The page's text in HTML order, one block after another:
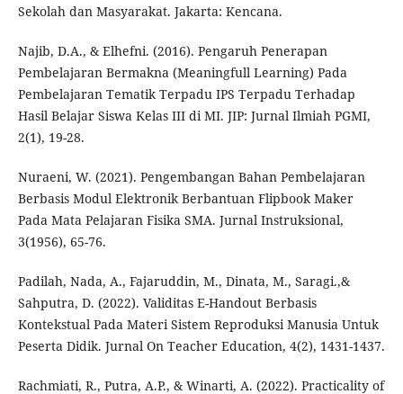
Sekolah dan Masyarakat. Jakarta: Kencana.
Najib, D.A., & Elhefni. (2016). Pengaruh Penerapan
Pembelajaran Bermakna (Meaningfull Learning) Pada
Pembelajaran Tematik Terpadu IPS Terpadu Terhadap
Hasil Belajar Siswa Kelas III di MI. JIP: Jurnal Ilmiah PGMI,
2(1), 19-28.
Nuraeni, W. (2021). Pengembangan Bahan Pembelajaran
Berbasis Modul Elektronik Berbantuan Flipbook Maker
Pada Mata Pelajaran Fisika SMA. Jurnal Instruksional,
3(1956), 65-76.
Padilah, Nada, A., Fajaruddin, M., Dinata, M., Saragi.,&
Sahputra, D. (2022). Validitas E-Handout Berbasis
Kontekstual Pada Materi Sistem Reproduksi Manusia Untuk
Peserta Didik. Jurnal On Teacher Education, 4(2), 1431-1437.
Rachmiati, R., Putra, A.P., & Winarti, A. (2022). Practicality of